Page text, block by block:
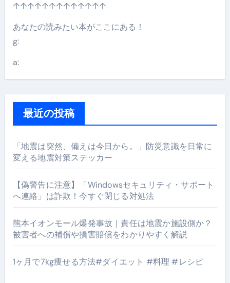
↑↑↑↑↑↑↑↑↑↑↑↑↑
あなたの読みたい本がここにある！
g:
a:
最近の投稿
「地震は突然、備えは今日から。」防災意識を日常に
変える地震対策ステッカー
【偽警告に注意】「Windowsセキュリティ・サポート
へ連絡」は詐欺！今すぐ閉じる対処法
熊本イオンモール爆発事故｜責任は地震か施設側か？
被害者への補償や損害賠償をわかりやすく解説
1ヶ月で7kg痩せる方法#ダイエット #料理 #レシピ